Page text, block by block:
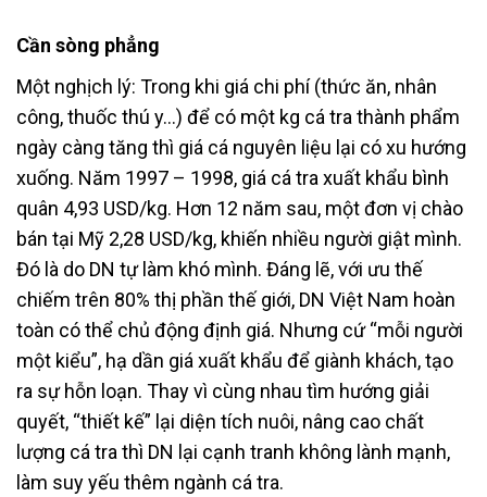
Cần sòng phẳng
Một nghịch lý: Trong khi giá chi phí (thức ăn, nhân
công, thuốc thú y…) để có một kg cá tra thành phẩm
ngày càng tăng thì giá cá nguyên liệu lại có xu hướng
xuống. Năm 1997 – 1998, giá cá tra xuất khẩu bình
quân 4,93 USD/kg. Hơn 12 năm sau, một đơn vị chào
bán tại Mỹ 2,28 USD/kg, khiến nhiều người giật mình.
Đó là do DN tự làm khó mình. Đáng lẽ, với ưu thế
chiếm trên 80% thị phần thế giới, DN Việt Nam hoàn
toàn có thể chủ động định giá. Nhưng cứ “mỗi người
một kiểu”, hạ dần giá xuất khẩu để giành khách, tạo
ra sự hỗn loạn. Thay vì cùng nhau tìm hướng giải
quyết, “thiết kế” lại diện tích nuôi, nâng cao chất
lượng cá tra thì DN lại cạnh tranh không lành mạnh,
làm suy yếu thêm ngành cá tra.